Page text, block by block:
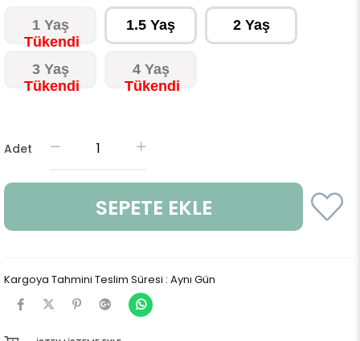
1 Yaş 1.5 Yaş 2 Yaş
3 Yaş 4 Yaş
Adet
Kargoya Tahmini Teslim Süresi : Aynı Gün